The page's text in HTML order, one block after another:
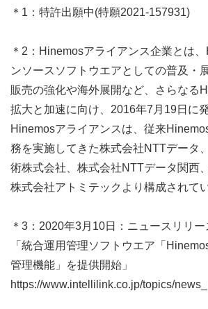
＊1：特許出願中(特願2021-157931)
＊2：Hinemosアライアンス企業とは
ンソースソフトウエアとしての普及・
販売の強化や海外展開など、さらなる
拡大と加速に向け、2016年7月19日に
Hinemosアライアンスは、従来
務を実施してきた株式会社NTTデータ
術株式会社、株式会社NTTデータ関西
株式会社アトミテックより構成されて
＊3：2020年3月10日：ニュースリリー
「統合運用管理ソフトウエア「
管理機能」を提供開始」
https://www.intellilink.co.jp/topics/